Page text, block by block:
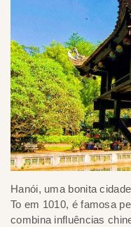
Hanói, uma bonita
To em 1010, é famosa
combina influências